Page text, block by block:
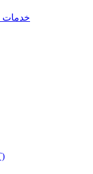
خدمات